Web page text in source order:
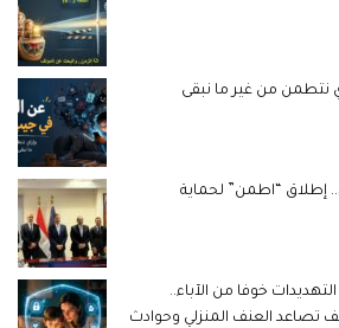
نتطمن من غير ما نبقى
إطلاق “اطمن” لحماية
خوفا من الآباء..
العنف المنزلي وحوادث